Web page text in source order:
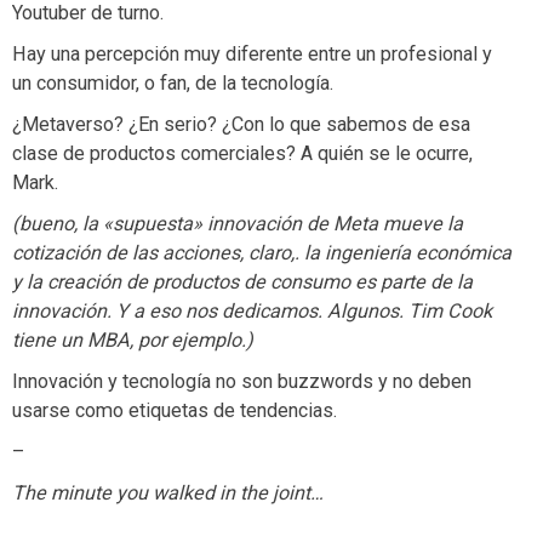
Youtuber de turno.
Hay una percepción muy diferente entre un profesional y
un consumidor, o fan, de la tecnología.
¿Metaverso? ¿En serio? ¿Con lo que sabemos de esa
clase de productos comerciales? A quién se le ocurre,
Mark.
(bueno, la «supuesta» innovación de Meta mueve la
cotización de las acciones, claro,. la ingeniería económica
y la creación de productos de consumo es parte de la
innovación. Y a eso nos dedicamos. Algunos. Tim Cook
tiene un MBA, por ejemplo.)
Innovación y tecnología no son buzzwords y no deben
usarse como etiquetas de tendencias.
–
The minute you walked in the joint…